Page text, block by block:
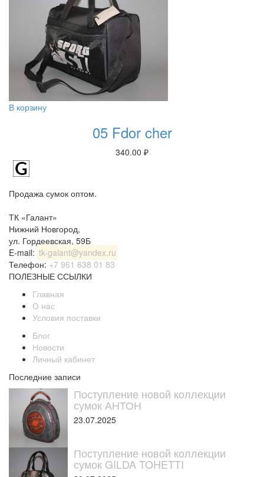
В корзину
05 Fdor cher
340.00 ₽
Продажа сумок оптом.
ТК «Галант»
Нижний Новгород,
ул. Гордеевская, 59Б
E-mail: tk-galant@yandex.ru
Телефон: +7 961 638 01 83
ПОЛЕЗНЫЕ ССЫЛКИ
Главная
О нас
Условия поставки
Блог
Новости
Личный кабинет
Последние записи
Поступление новой коллекции
сумок АНТОН
23.07.2025
Поступление новой коллекции
сумок GILDA TOHETTI